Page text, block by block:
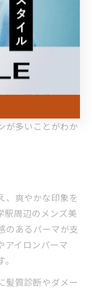
ゃれさを両立で
ペッパービュー
真を参考にしま
ことで、自分に
際に通った方の口
現性が高い」な
が多いことがわか
、爽やかな印象を
駅周辺のメンズ美
のあるパーマが支
アイロンパーマ
髪質診断やダメー